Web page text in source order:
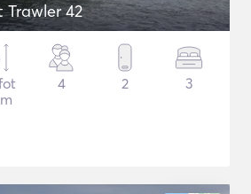
Trawler 42
4 2 3